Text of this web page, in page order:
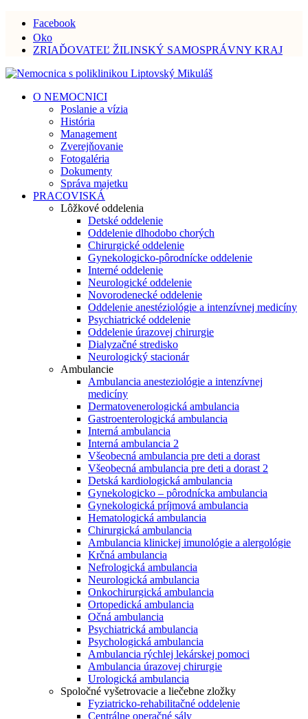
Facebook
Oko
ZRIAĎOVATEĽ ŽILINSKÝ SAMOSPRÁVNY KRAJ
O NEMOCNICI
Poslanie a vízia
História
Management
Zverejňovanie
Fotogaléria
Dokumenty
Správa majetku
PRACOVISKÁ
Lôžkové oddelenia
Detské oddelenie
Oddelenie dlhodobo chorých
Chirurgické oddelenie
Gynekologicko-pôrodnícke oddelenie
Interné oddelenie
Neurologické oddelenie
Novorodenecké oddelenie
Oddelenie anestéziológie a intenzívnej medicíny
Psychiatrické oddelenie
Oddelenie úrazovej chirurgie
Dialyzačné stredisko
Neurologický stacionár
Ambulancie
Ambulancia anesteziológie a intenzívnej
medicíny
Dermatovenerologická ambulancia
Gastroenterologická ambulancia
Interná ambulancia
Interná ambulancia 2
Všeobecná ambulancia pre deti a dorast
Všeobecná ambulancia pre deti a dorast 2
Detská kardiologická ambulancia
Gynekologicko – pôrodnícka ambulancia
Gynekologická príjmová ambulancia
Hematologická ambulancia
Chirurgická ambulancia
Ambulancia klinickej imunológie a alergológie
Krčná ambulancia
Nefrologická ambulancia
Neurologická ambulancia
Onkochirurgická ambulancia
Ortopedická ambulancia
Očná ambulancia
Psychiatrická ambulancia
Psychologická ambulancia
Ambulancia rýchlej lekárskej pomoci
Ambulancia úrazovej chirurgie
Urologická ambulancia
Spoločné vyšetrovacie a liečebne zložky
Fyziatricko-rehabilitačné oddelenie
Centrálne operačné sály